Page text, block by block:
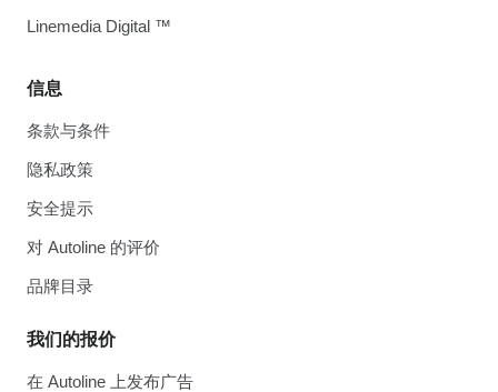
信息
条款与条件
隐私政策
安全提示
对 Autoline 的评价
品牌目录
我们的报价
在 Autoline 上发布广告
Linemedia Digital ™